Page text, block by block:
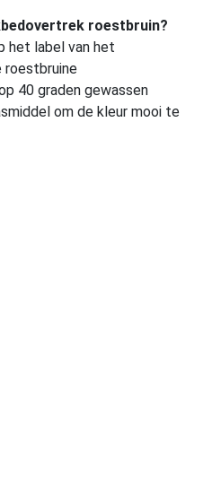
roestbruin?
het label van het
roestbruine
40 graden gewassen
om de kleur mooi te